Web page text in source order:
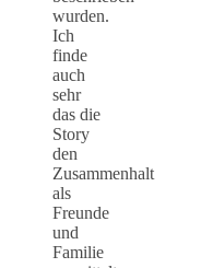
wurden.
Ich
finde
auch
sehr
das die
Story
den
Zusammenhalt
als
Freunde
und
Familie